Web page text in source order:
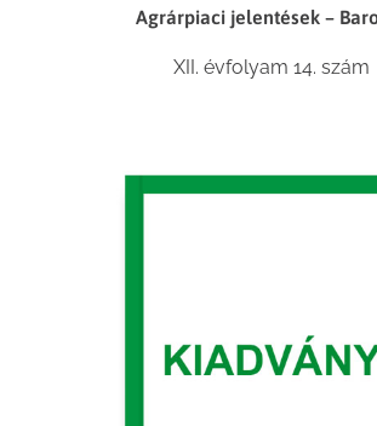
Agrárpiaci jelentések –
XII. évfolyam 14. szám